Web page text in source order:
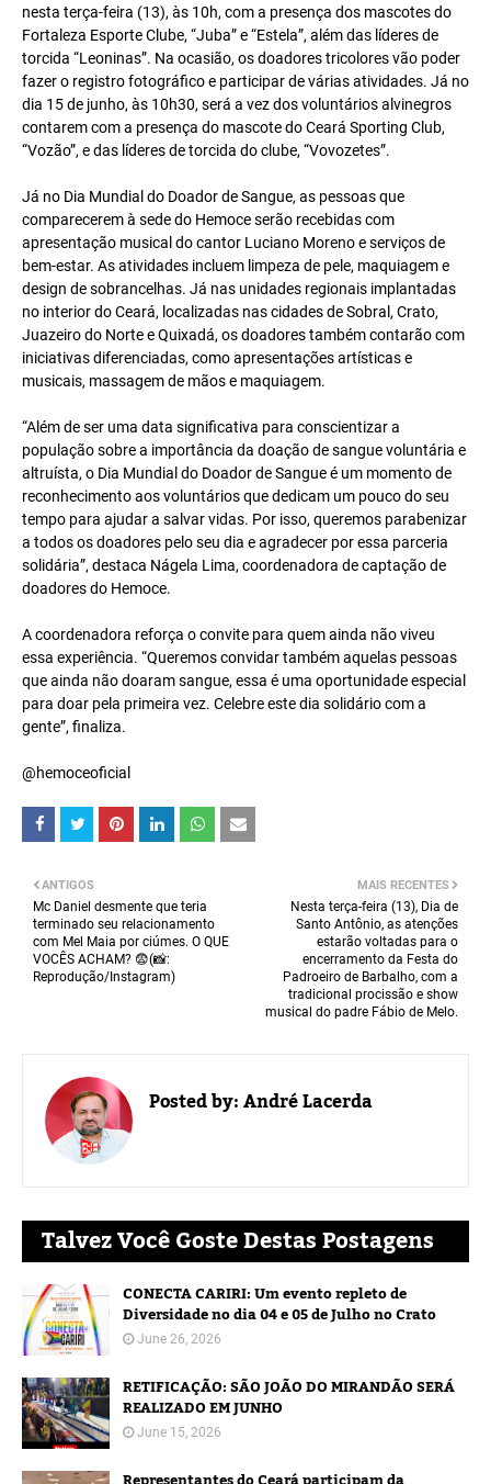
nesta terça-feira (13), às 10h, com a presença dos mascotes do
Fortaleza Esporte Clube, “Juba” e “Estela”, além das líderes de
torcida “Leoninas”. Na ocasião, os doadores tricolores vão poder
fazer o registro fotográfico e participar de várias atividades. Já no
dia 15 de junho, às 10h30, será a vez dos voluntários alvinegros
contarem com a presença do mascote do Ceará Sporting Club,
“Vozão”, e das líderes de torcida do clube, “Vovozetes”.
Já no Dia Mundial do Doador de Sangue, as pessoas que
comparecerem à sede do Hemoce serão recebidas com
apresentação musical do cantor Luciano Moreno e serviços de
bem-estar. As atividades incluem limpeza de pele, maquiagem e
design de sobrancelhas. Já nas unidades regionais implantadas
no interior do Ceará, localizadas nas cidades de Sobral, Crato,
Juazeiro do Norte e Quixadá, os doadores também contarão com
iniciativas diferenciadas, como apresentações artísticas e
musicais, massagem de mãos e maquiagem.
“Além de ser uma data significativa para conscientizar a
população sobre a importância da doação de sangue voluntária e
altruísta, o Dia Mundial do Doador de Sangue é um momento de
reconhecimento aos voluntários que dedicam um pouco do seu
tempo para ajudar a salvar vidas. Por isso, queremos parabenizar
a todos os doadores pelo seu dia e agradecer por essa parceria
solidária”, destaca Nágela Lima, coordenadora de captação de
doadores do Hemoce.
A coordenadora reforça o convite para quem ainda não viveu
essa experiência. “Queremos convidar também aquelas pessoas
que ainda não doaram sangue, essa é uma oportunidade especial
para doar pela primeira vez. Celebre este dia solidário com a
gente”, finaliza.
@hemoceoficial
MAIS RECENTES
Nesta terça-feira (13), Dia de
Santo Antônio, as atenções
estarão voltadas para o
encerramento da Festa do
Padroeiro de Barbalho, com a
tradicional procissão e show
musical do padre Fábio de Melo.
ANTIGOS
Mc Daniel desmente que teria
terminado seu relacionamento
com Mel Maia por ciúmes. O QUE
VOCÊS ACHAM? 😨(📸:
Reprodução/Instagram)
Posted by:André Lacerda
Talvez Você Goste Destas Postagens
CONECTA CARIRI: Um evento repleto de
Diversidade no dia 04 e 05 de Julho no Crato
June 26, 2026
RETIFICAÇÃO: SÃO JOÃO DO MIRANDÃO SERÁ
REALIZADO EM JUNHO
June 15, 2026